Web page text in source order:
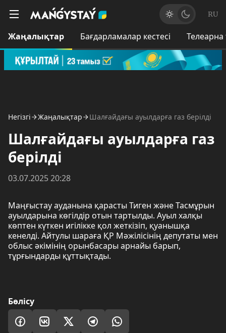
RU
Жаңалықтар Бағдарламалар кестесі
Негізгі Жаңалықтар Шалғайдағы ауылдарға газ берілді
Шалғайдағы ауылдарға газ
берілді
03.07.2025 20:28
Маңғыстау ауданына қарасты Тиген және Тасмұрын
ауылдарына көгілдір отын тартылды. Ауыл халқы
көптен күткен игілікке қол жеткізіп, қуанышқа
кенелді. Айтулы шараға ҚР Мәжілісінің депутаты мен
облыс әкімінің орынбасары арнайы барып,
тұрғындарды құттықтады.
Бөлісу